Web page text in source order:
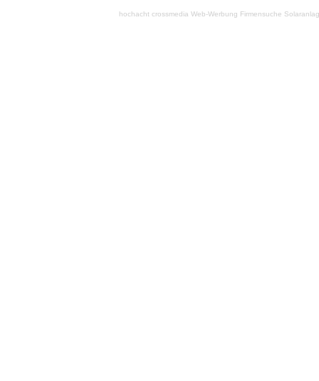
hochacht crossmedia Web-Werbung Firmensuche